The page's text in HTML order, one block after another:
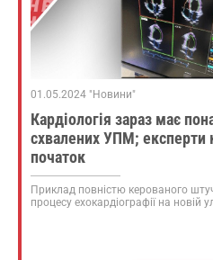
01.05.2024 "Новини"
Кардіологія зараз має
схвалених УПМ; експерти
початок
Приклад повністю керованого
процесу ехокардіографії на новій